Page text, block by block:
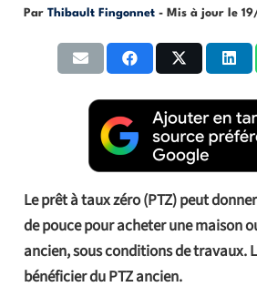
Par Thibault Fingonnet - Mis à jour le
Le prêt à taux zéro (PTZ) peut
de pouce pour acheter une maison
ancien, sous conditions de travaux.
bénéficier du PTZ ancien.